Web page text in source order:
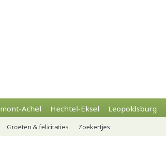
Achel Hechtel-Eksel Leopoldsburg
Groeten & felicitaties Zoekertjes